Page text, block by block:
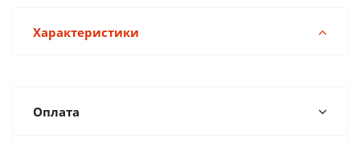
Характеристики
Оплата